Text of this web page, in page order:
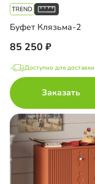
Буфет Клязьма-2
85 250
Доступно для доставки
Заказать